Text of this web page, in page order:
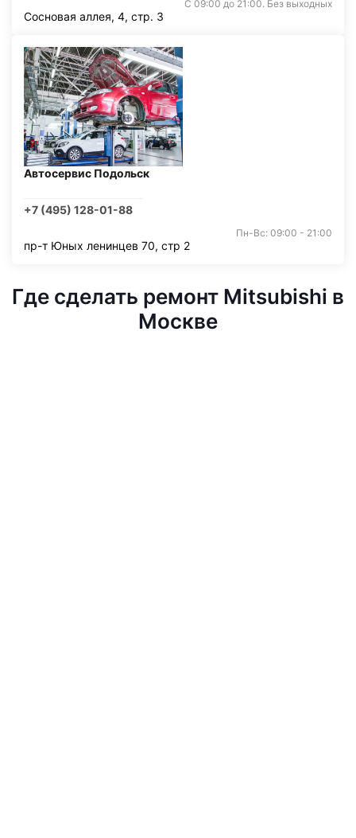
С 09:00 до 21:00. Без выходных
Сосновая аллея, 4, стр. 3
Автосервис Подольск
+7 (495) 128-01-88
Пн-Вс: 09:00 - 21:00
пр-т Юных ленинцев 70, стр 2
Где сделать ремонт Mitsubishi в
Москве